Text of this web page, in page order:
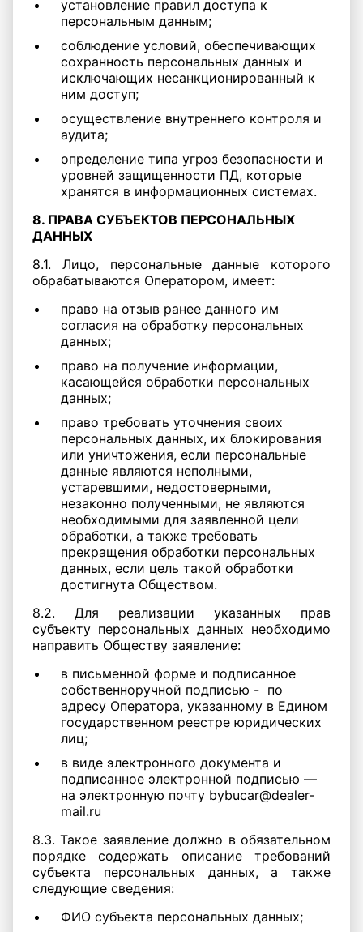
установление правил доступа к
персональным данным;
соблюдение условий, обеспечивающих
сохранность персональных данных и
исключающих несанкционированный к
ним доступ;
осуществление внутреннего контроля и
аудита;
определение типа угроз безопасности и
уровней защищенности ПД, которые
хранятся в информационных системах.
8. ПРАВА СУБЪЕКТОВ ПЕРСОНАЛЬНЫХ
ДАННЫХ
8.1. Лицо, персональные данные которого
обрабатываются Оператором, имеет:
право на отзыв ранее данного им
согласия на обработку персональных
данных;
право на получение информации,
касающейся обработки персональных
данных;
право требовать уточнения своих
персональных данных, их блокирования
или уничтожения, если персональные
данные являются неполными,
устаревшими, недостоверными,
незаконно полученными, не являются
необходимыми для заявленной цели
обработки, а также требовать
прекращения обработки персональных
данных, если цель такой обработки
достигнута Обществом.
8.2. Для реализации указанных прав
субъекту персональных данных необходимо
направить Обществу заявление:
в письменной форме и подписанное
собственноручной подписью - по
адресу Оператора, указанному в Едином
государственном реестре юридических
лиц;
в виде электронного документа и
подписанное электронной подписью —
на электронную почту bybucar@dealer-
mail.ru
8.3. Такое заявление должно в обязательном
порядке содержать описание требований
субъекта персональных данных, а также
следующие сведения:
ФИО субъекта персональных данных;